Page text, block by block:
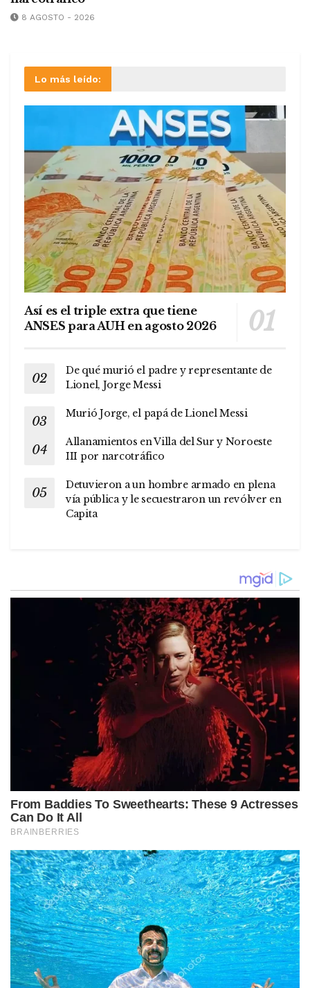
8 AGOSTO - 2026
Lo más leído:
Así es el triple extra que tiene
ANSES para AUH en agosto 2026
De qué murió el padre y representante de
Lionel, Jorge Messi
Murió Jorge, el papá de Lionel Messi
Allanamientos en Villa del Sur y Noroeste
III por narcotráfico
Detuvieron a un hombre armado en plena
vía pública y le secuestraron un revólver en
Capita